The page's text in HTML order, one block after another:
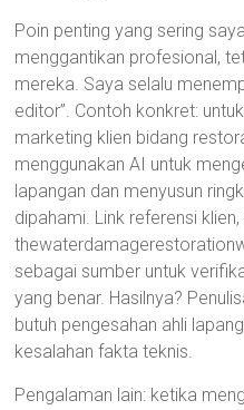
Poin penting yang sering
menggantikan profesional,
mereka. Saya selalu
editor”. Contoh konkret:
marketing klien bidang
menggunakan AI untuk
lapangan dan menyusun
dipahami. Link referensi
sebagai sumber untuk
yang benar. Hasilnya?
butuh pengesahan ahli
kesalahan fakta teknis.
Pengalaman lain: ketika